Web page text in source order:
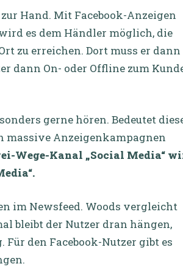
Hand. Mit Facebook-Anzeigen
es dem Händler möglich, die
zu erreichen. Dort muss er dann
dann On- oder Offline zum
gerne hören. Bedeutet
massive Anzeigenkampagnen
Wege-Kanal „Social Media“
im Newsfeed. Woods vergleicht
bleibt der Nutzer dran hängen,
den Facebook-Nutzer gibt es